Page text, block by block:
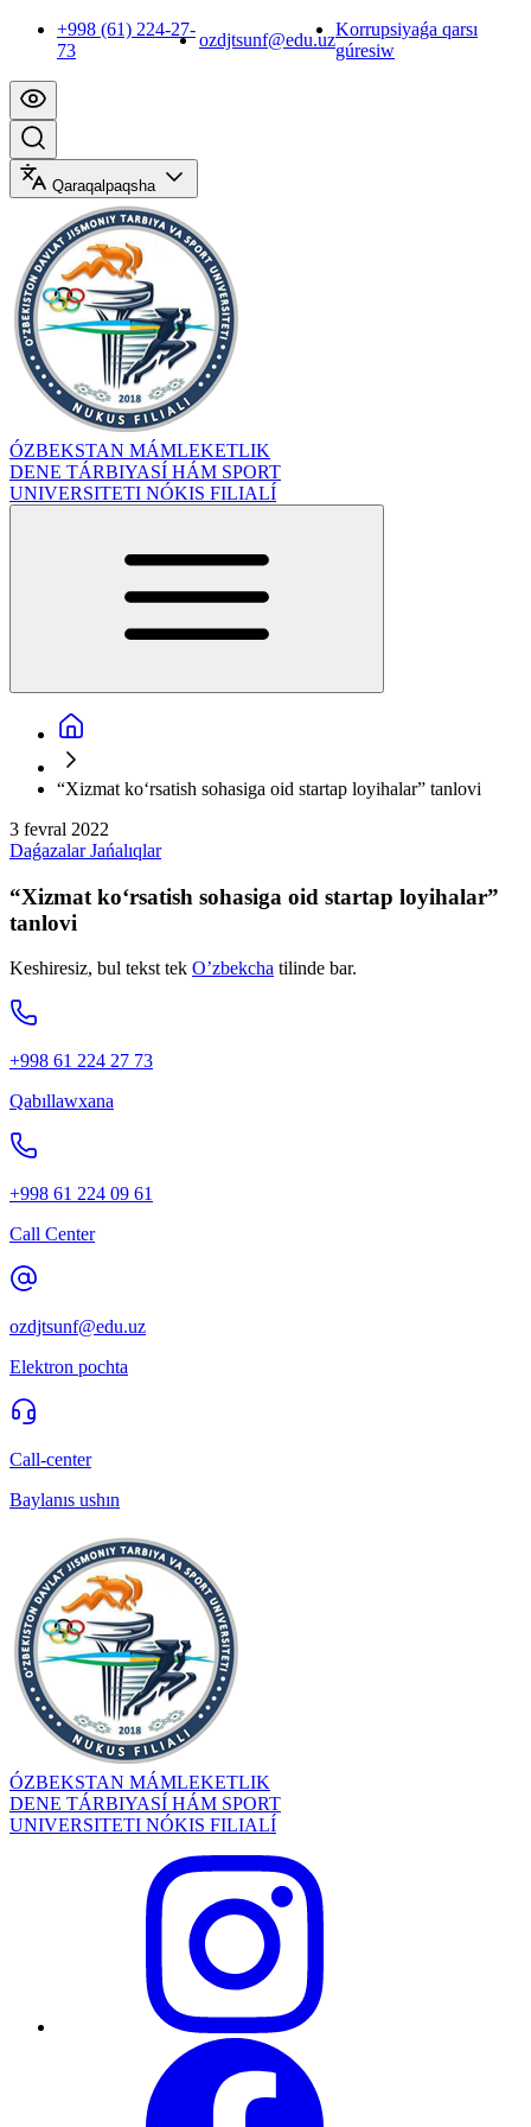
+998 (61) 224-27-
73
ozdjtsunf@edu.uz
Korrupsiyaǵa qarsı
gúresiw
Qaraqalpaqsha
ÓZBEKSTAN MÁMLEKETLIK
DENE TÁRBIYASÍ HÁM SPORT
UNIVERSITETI NÓKIS FILIALÍ
“Xizmat ko‘rsatish sohasiga oid startap loyihalar” tanlovi
3 fevral 2022
DaǵazalarJańalıqlar
“Xizmat ko‘rsatish sohasiga oid startap loyihalar”
tanlovi
Keshiresiz, bul tekst tek O’zbekcha tilinde bar.
+998 61 224 27 73
Qabıllawxana
+998 61 224 09 61
Call Center
ozdjtsunf@edu.uz
Elektron pochta
Call-center
Baylanıs ushın
ÓZBEKSTAN MÁMLEKETLIK
DENE TÁRBIYASÍ HÁM SPORT
UNIVERSITETI NÓKIS FILIALÍ